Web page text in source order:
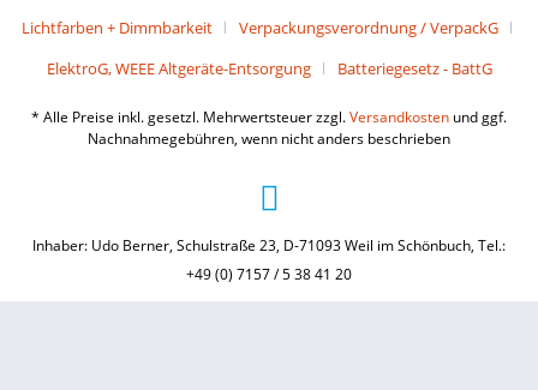
Lichtfarben + Dimmbarkeit
Verpackungsverordnung / VerpackG
ElektroG, WEEE Altgeräte-Entsorgung
Batteriegesetz - BattG
* Alle Preise inkl. gesetzl. Mehrwertsteuer zzgl.Versandkosten und ggf.
Nachnahmegebühren, wenn nicht anders beschrieben
Inhaber: Udo Berner, Schulstraße 23, D-71093 Weil im Schönbuch, Tel.:
+49 (0) 7157 / 5 38 41 20